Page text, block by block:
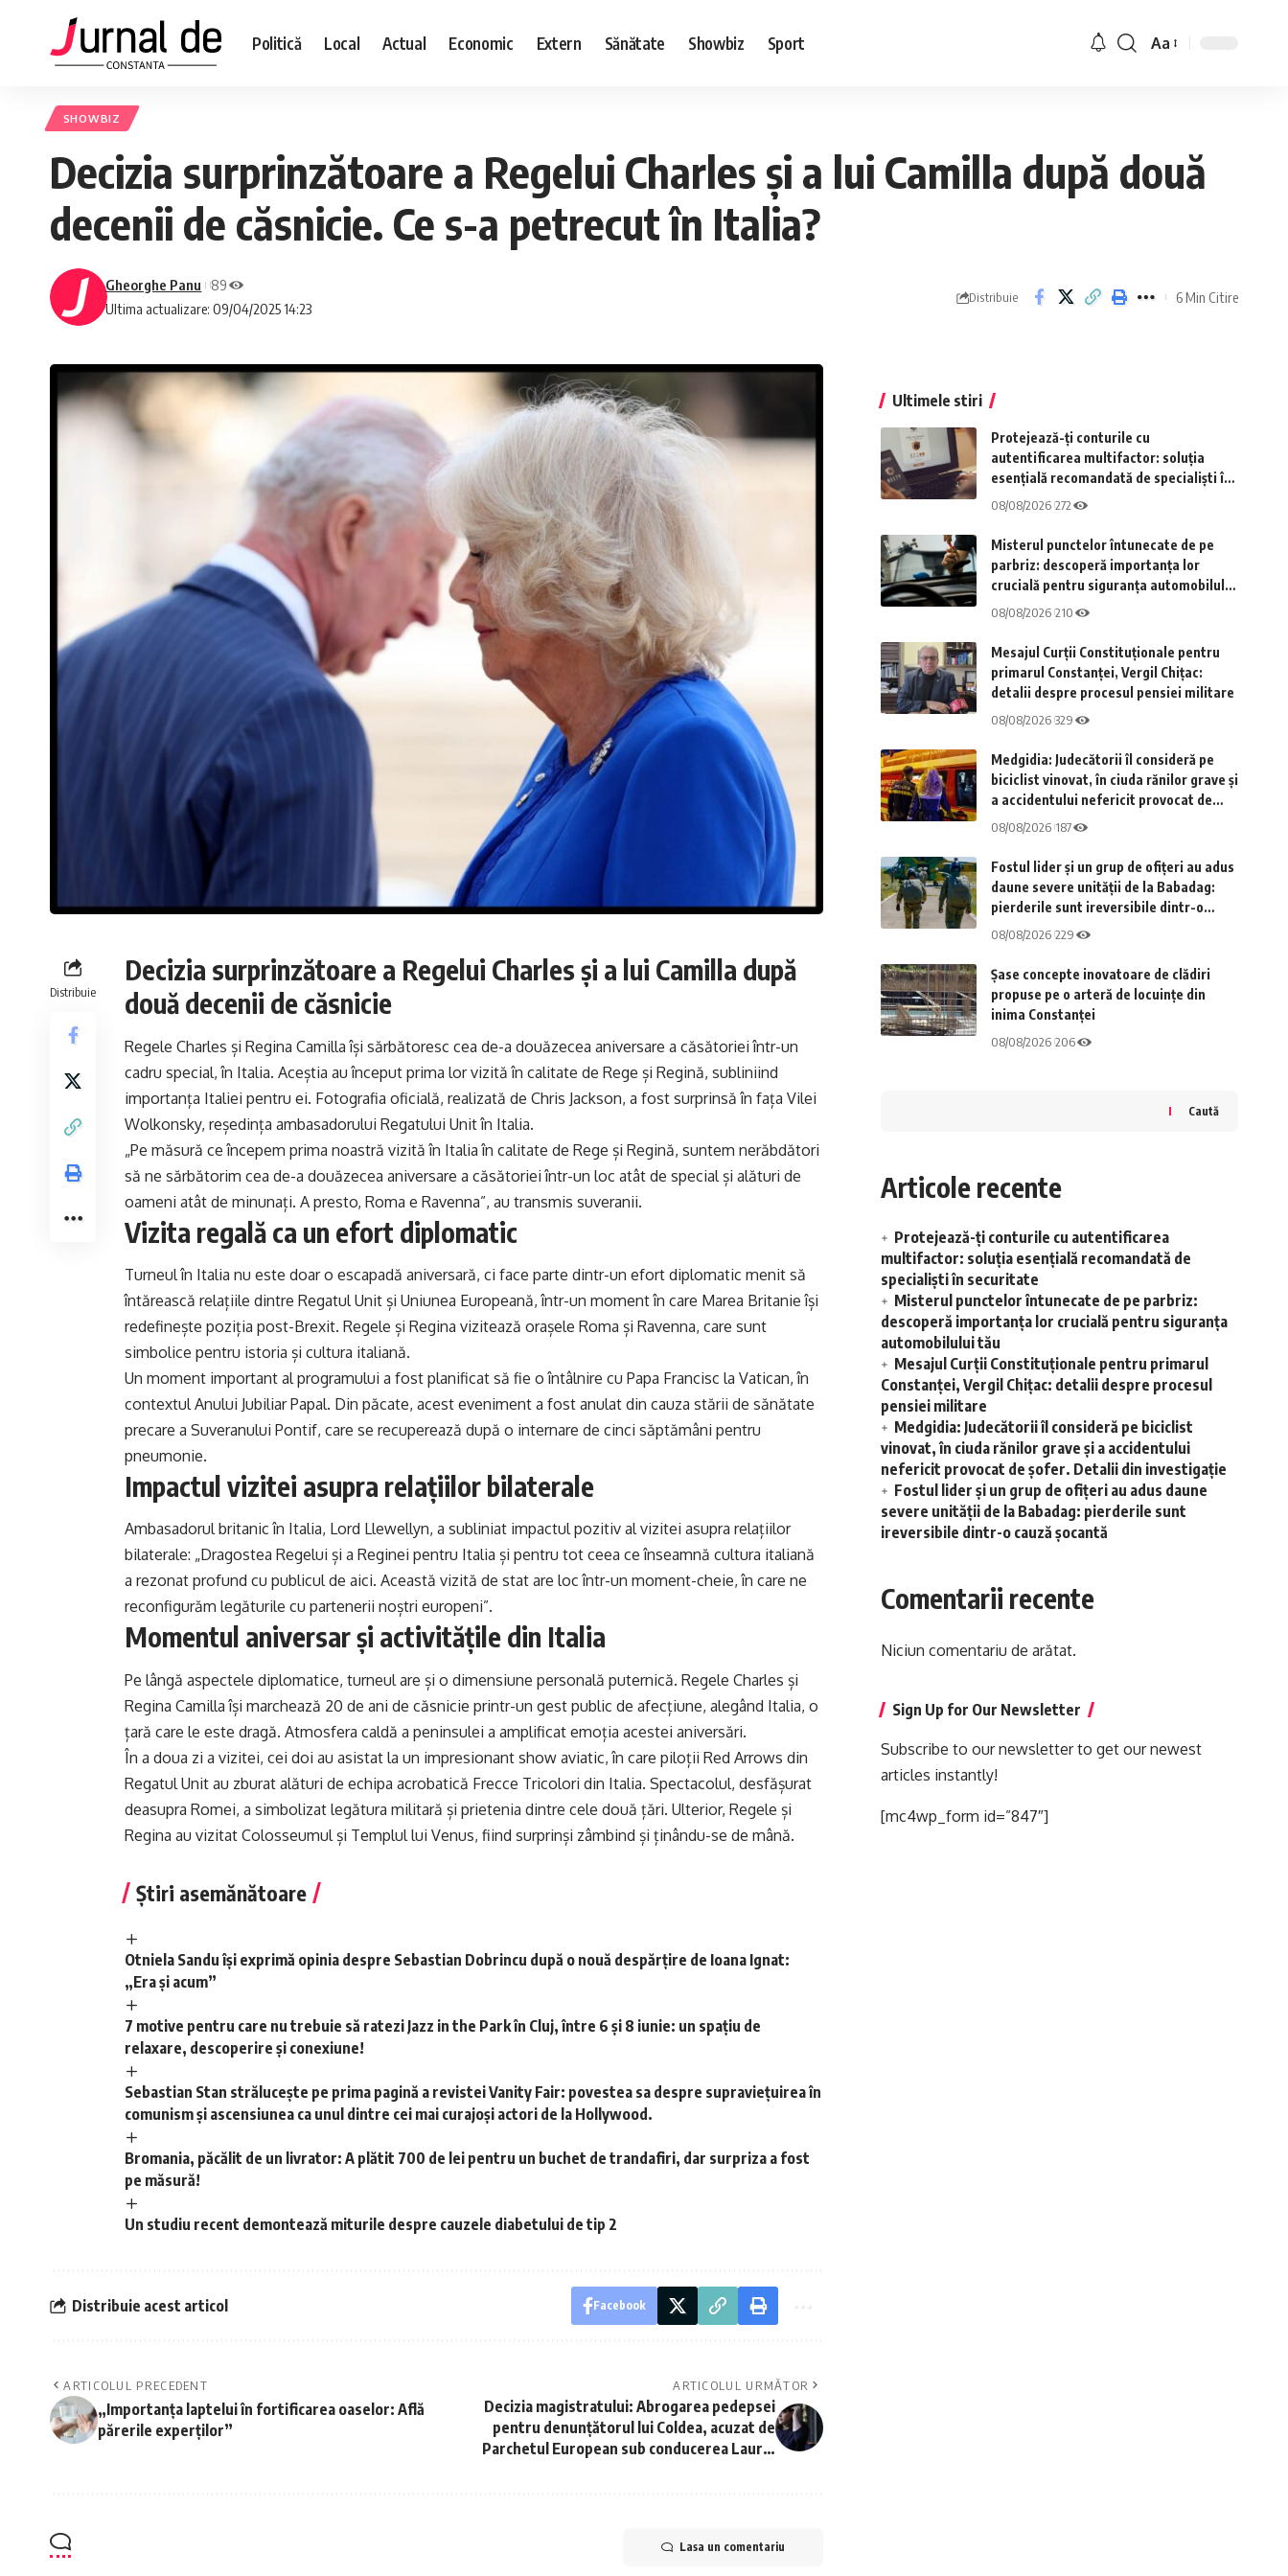
Politică Local Actual Economic Extern Sănătate Showbiz Sport Aa
SHOWBIZ
Decizia surprinzătoare a Regelui Charles și a lui Camilla după două
decenii de căsnicie. Ce s-a petrecut în Italia?
Ultima actualizare: 09/04/2025 14:23
Gheorghe Panu 89
Distribuie 6 Min Citire
Distribuie
Decizia surprinzătoare a Regelui Charles și a lui Camilla după
două decenii de căsnicie
Regele Charles și Regina Camilla își sărbătoresc cea de-a douăzecea aniversare a căsătoriei într-un
cadru special, în Italia. Aceștia au început prima lor vizită în calitate de Rege și Regină, subliniind
importanța Italiei pentru ei. Fotografia oficială, realizată de Chris Jackson, a fost surprinsă în fața Vilei
Wolkonsky, reședința ambasadorului Regatului Unit în Italia.
„Pe măsură ce începem prima noastră vizită în Italia în calitate de Rege și Regină, suntem nerăbdători
să ne sărbătorim cea de-a douăzecea aniversare a căsătoriei într-un loc atât de special și alături de
oameni atât de minunați. A presto, Roma e Ravenna”, au transmis suveranii.
Vizita regală ca un efort diplomatic
Turneul în Italia nu este doar o escapadă aniversară, ci face parte dintr-un efort diplomatic menit să
întărească relațiile dintre Regatul Unit și Uniunea Europeană, într-un moment în care Marea Britanie își
redefinește poziția post-Brexit. Regele și Regina vizitează orașele Roma și Ravenna, care sunt
simbolice pentru istoria și cultura italiană.
Un moment important al programului a fost planificat să fie o întâlnire cu Papa Francisc la Vatican, în
contextul Anului Jubiliar Papal. Din păcate, acest eveniment a fost anulat din cauza stării de sănătate
precare a Suveranului Pontif, care se recuperează după o internare de cinci săptămâni pentru
pneumonie.
Impactul vizitei asupra relațiilor bilaterale
Ambasadorul britanic în Italia, Lord Llewellyn, a subliniat impactul pozitiv al vizitei asupra relațiilor
bilaterale: „Dragostea Regelui și a Reginei pentru Italia și pentru tot ceea ce înseamnă cultura italiană
a rezonat profund cu publicul de aici. Această vizită de stat are loc într-un moment-cheie, în care ne
reconfigurăm legăturile cu partenerii noștri europeni”.
Momentul aniversar și activitățile din Italia
Pe lângă aspectele diplomatice, turneul are și o dimensiune personală puternică. Regele Charles și
Regina Camilla își marchează 20 de ani de căsnicie printr-un gest public de afecțiune, alegând Italia, o
țară care le este dragă. Atmosfera caldă a peninsulei a amplificat emoția acestei aniversări.
În a doua zi a vizitei, cei doi au asistat la un impresionant show aviatic, în care piloții Red Arrows din
Regatul Unit au zburat alături de echipa acrobatică Frecce Tricolori din Italia. Spectacolul, desfășurat
deasupra Romei, a simbolizat legătura militară și prietenia dintre cele două țări. Ulterior, Regele și
Regina au vizitat Colosseumul și Templul lui Venus, fiind surprinși zâmbind și ținându-se de mână.
Știri asemănătoare
Otniela Sandu își exprimă opinia despre Sebastian Dobrincu după o nouă despărțire de Ioana Ignat:
„Era și acum”
7 motive pentru care nu trebuie să ratezi Jazz in the Park în Cluj, între 6 și 8 iunie: un spațiu de
relaxare, descoperire și conexiune!
Sebastian Stan strălucește pe prima pagină a revistei Vanity Fair: povestea sa despre supraviețuirea în
comunism și ascensiunea ca unul dintre cei mai curajoși actori de la Hollywood.
Bromania, păcălit de un livrator: A plătit 700 de lei pentru un buchet de trandafiri, dar surpriza a fost
pe măsură!
Un studiu recent demontează miturile despre cauzele diabetului de tip 2
Distribuie acest articol Facebook
ARTICOLUL PRECEDENT
„Importanța laptelui în fortificarea oaselor: Află
părerile experților”
ARTICOLUL URMĂTOR
Decizia magistratului: Abrogarea pedepsei
pentru denunțătorul lui Coldea, acuzat de
Parchetul European sub conducerea Laurei
Lasa un comentariu
Ultimele stiri
Protejează-ți conturile cu
autentificarea multifactor: soluția
esențială recomandată de specialiști în
securitate
08/08/2026 272
Misterul punctelor întunecate de pe
parbriz: descoperă importanța lor
crucială pentru siguranța automobilului
tău
08/08/2026 210
Mesajul Curții Constituționale pentru
primarul Constanței, Vergil Chițac:
detalii despre procesul pensiei militare
08/08/2026 329
Medgidia: Judecătorii îl consideră pe
biciclist vinovat, în ciuda rănilor grave și
a accidentului nefericit provocat de
șofer. Detalii din investigație
08/08/2026 187
Fostul lider și un grup de ofițeri au adus
daune severe unității de la Babadag:
pierderile sunt ireversibile dintr-o
cauză șocantă
08/08/2026 229
Șase concepte inovatoare de clădiri
propuse pe o arteră de locuințe din
inima Constanței
08/08/2026 206
Caută
Articole recente
Protejează-ți conturile cu autentificarea
multifactor: soluția esențială recomandată de
specialiști în securitate
Misterul punctelor întunecate de pe parbriz:
descoperă importanța lor crucială pentru siguranța
automobilului tău
Mesajul Curții Constituționale pentru primarul
Constanței, Vergil Chițac: detalii despre procesul
pensiei militare
Medgidia: Judecătorii îl consideră pe biciclist
vinovat, în ciuda rănilor grave și a accidentului
nefericit provocat de șofer. Detalii din investigație
Fostul lider și un grup de ofițeri au adus daune
severe unității de la Babadag: pierderile sunt
ireversibile dintr-o cauză șocantă
Comentarii recente
Niciun comentariu de arătat.
Sign Up for Our Newsletter
Subscribe to our newsletter to get our newest
articles instantly!
[mc4wp_form id=”847″]